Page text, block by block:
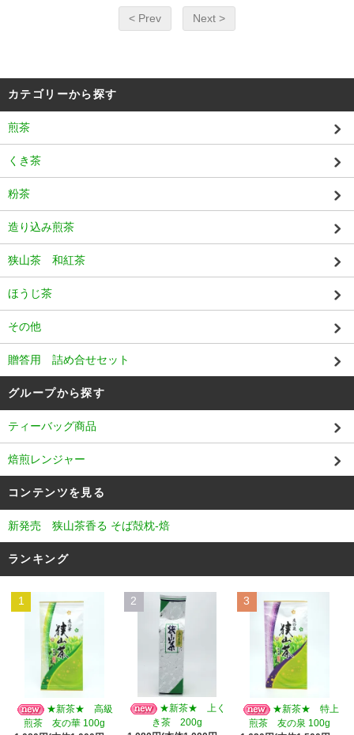
< Prev Next >
カテゴリーから探す
煎茶
くき茶
粉茶
造り込み煎茶
狭山茶 和紅茶
ほうじ茶
その他
贈答用 詰め合せセット
グループから探す
ティーバッグ商品
焙煎レンジャー
コンテンツを見る
新発売 狭山茶香る そば殻枕‐焙
ランキング
1
★新茶★ 高級
煎茶 友の華 100g
2
★新茶★ 上く
き茶 200g
3
★新茶★ 特上
煎茶 友の泉 100g